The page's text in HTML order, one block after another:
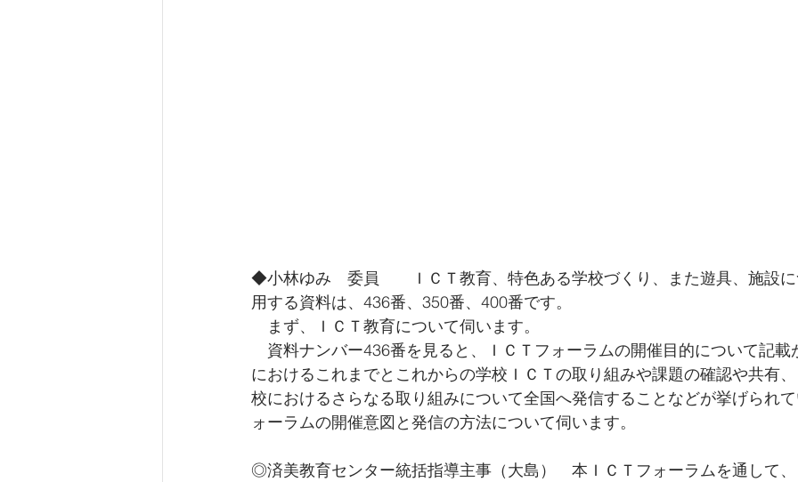
◆小林ゆみ　委員　　ＩＣＴ教育、特色ある学校づくり、また遊具、施設
用する資料は、436番、350番、400番です。
まず、ＩＣＴ教育について伺います。
資料ナンバー436番を見ると、ＩＣＴフォーラムの開催目的について記載
におけるこれまでとこれからの学校ＩＣＴの取り組みや課題の確認や共有
校におけるさらなる取り組みについて全国へ発信することなどが挙げられ
ォーラムの開催意図と発信の方法について伺います。
◎済美教育センター統括指導主事（大島）　本ＩＣＴフォーラムを通して